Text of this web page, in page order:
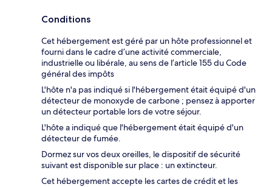
Conditions
Cet hébergement est géré par un hôte professionnel et
fourni dans le cadre d’une activité commerciale,
industrielle ou libérale, au sens de l’article 155 du Code
général des impôts
L'hôte n'a pas indiqué si l'hébergement était équipé d'un
détecteur de monoxyde de carbone ; pensez à apporter
un détecteur portable lors de votre séjour.
L'hôte a indiqué que l'hébergement était équipé d'un
détecteur de fumée.
Dormez sur vos deux oreilles, le dispositif de sécurité
suivant est disponible sur place : un extincteur.
Cet hébergement accepte les cartes de crédit et les